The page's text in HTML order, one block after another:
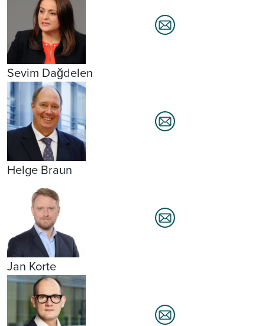
Sevim Dağdelen
Helge Braun
Jan Korte